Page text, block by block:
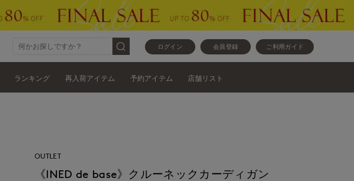
ログイン 会員登録 ご利用ガイド
ランキング 再入荷アイテム 予約アイテム 店舗リスト
OUTLET
《INED de base》クルーネックカーディガン